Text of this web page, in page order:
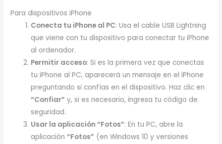
Para dispositivos iPhone
Conecta tu iPhone al PC: Usa el cable USB Lightning
que viene con tu dispositivo para conectar tu iPhone
al ordenador.
Permitir acceso: Si es la primera vez que conectas
tu iPhone al PC, aparecerá un mensaje en el iPhone
preguntando si confías en el dispositivo. Haz clic en
“Confiar” y, si es necesario, ingresa tu código de
seguridad.
Usar la aplicación “Fotos”: En tu PC, abre la
aplicación“Fotos” (en Windows 10 y versiones